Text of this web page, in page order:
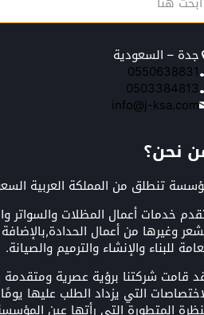
جدة – السعودية
0550638831
0503384813
info@j-ksa.com
نحن؟
تنطلق من المملكة العربية
خدمات أعمال المظلات والسواتر
وغيرها من أعمال
للبناء والإنشاء والترميم والصيانة.
قامت شركتنا برؤية عصرية
التي يزداد الطلب عليها
المتطورة التي رأتها عين